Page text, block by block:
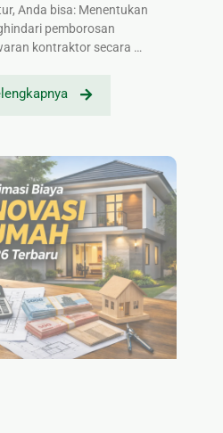
Anda bisa: Menentukan
pemborosan
kontraktor secara …